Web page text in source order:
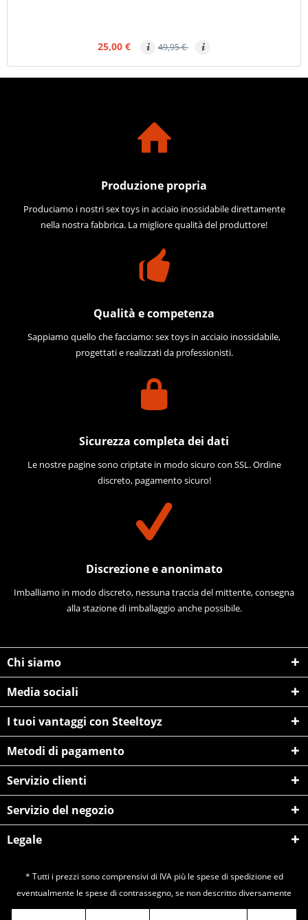
25,00 € 49,95 €
Produzione propria
Produciamo i nostri sex toys in acciaio inossidabile direttamente
nella nostra fabbrica. La migliore qualità del produttore!
Qualità e competenza
Sappiamo quello che facciamo: sex toys in acciaio inossidabile,
progettati e realizzati da professionisti.
Sicurezza completa dei dati
Le nostre pagine sono criptate in modo sicuro con SSL. Ordine
discreto, pagamento sicuro!
Discrezione e anonimato
Imballiamo in modo discreto, nessuna traccia del mittente, consegna
alla stazione di imballaggio anche possibile.
Chi siamo
Media sociali
I tuoi vantaggi con Steeltoyz
Metodi di pagamento
Servizio clienti
Servizio del negozio
Legale
* Tutti i prezzi sono comprensivi di IVA più le spese di spedizione ed
eventualmente le spese di contrassegno, se non descritto diversamente